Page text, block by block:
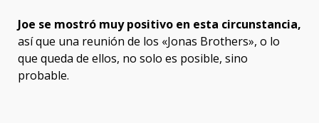
Joe se mostró muy positivo en esta circunstancia,
así que una reunión de los «Jonas Brothers», o lo
que queda de ellos, no solo es posible, sino
probable.